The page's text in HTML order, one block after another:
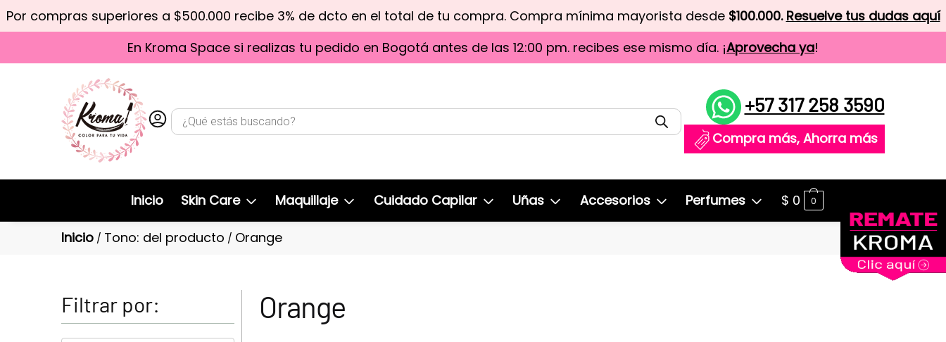
Por compras superiores a $500.000 recibe 3% de dcto en el total de tu compra. Compra mínima mayorista desde $100.000. Resuelve tus dudas aquí
En Kroma Space si realizas tu pedido en Bogotá antes de las 12:00 pm. recibes ese mismo día. ¡Aprovecha ya!
+57 317 258 3590
Compra más, Ahorra más
Inicio Skin Care Maquillaje Cuidado Capilar Uñas Accesorios Perfumes $ 0 0
Inicio / Tono: del producto / Orange
Orange
Filtrar por: